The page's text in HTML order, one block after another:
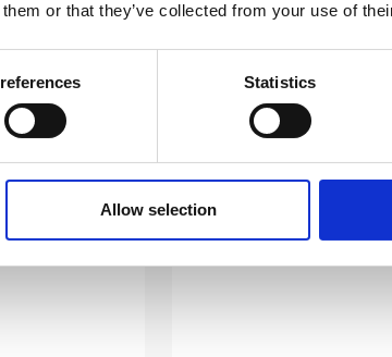
or that they’ve collected from your use of
Statistics
Allow selection
Verfügung
NEUHEITEN